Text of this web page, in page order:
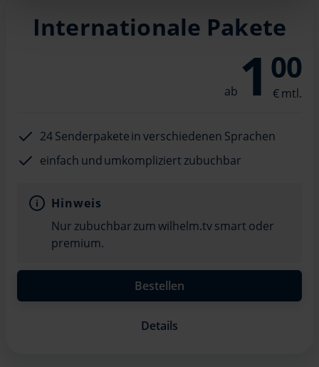
Analysen weiter. Unsere Partner führen diese
Informationen möglicherweise mit weiteren Daten
sie im Rahmen Ihrer Nutzung der Dienste gesammelt
Internationale Pakete
1 00
24 Senderpakete in verschiedenen Sprachen
einfach und umkompliziert zubuchbar
Hinweis
Nur zubuchbar zum wilhelm.tv smart oder
premium.
Bestellen
Details